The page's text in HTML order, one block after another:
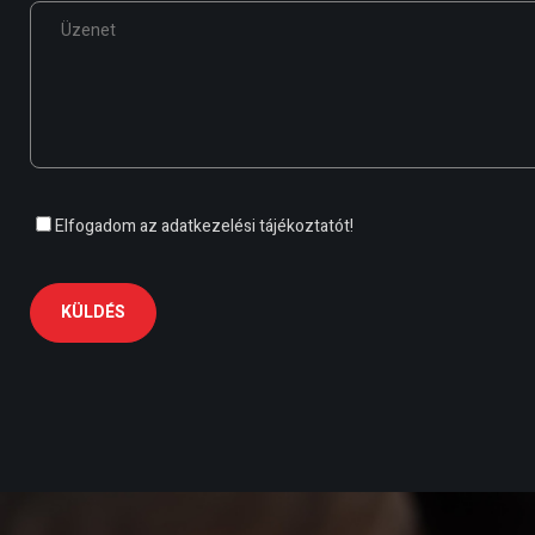
Elfogadom azadatkezelési tájékoztatót!